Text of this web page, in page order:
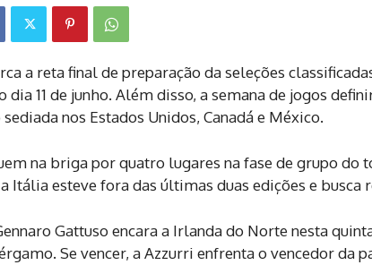
a reta final de preparação da seleções
dia 11 de junho. Além disso, a semana de jogos
nos Estados Unidos, Canadá e México.
na briga por quatro lugares na fase de grupo do
Itália esteve fora das últimas duas edições e busca
Gattuso encara a Irlanda do Norte nesta
Se vencer, a Azzurri enfrenta o vencedor da